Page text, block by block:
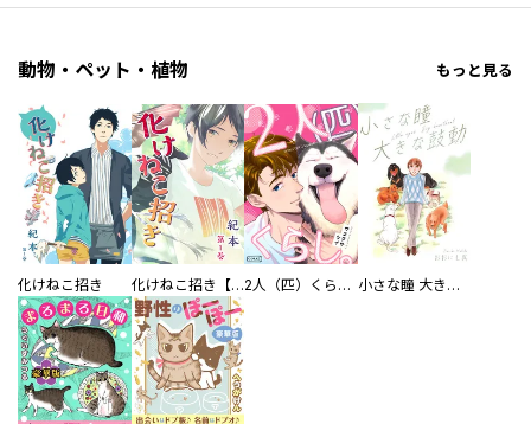
／原田嚥 ／戸桝有馬 ／木緒なち ／タイジロウ ／高橋祐 ／太田七基 ／支援ＢＩＳ ／Ｋ９ ／森田蓮次 ／北乃ゆうひ ／間明田 ／杉本 萌 ／あさかたこれ太郎 ／七瀬陽 ／葉海 ／透野光海 ／見延案山子 ／羽佐馬亨 ／落合リョウマ ／乙丑 ／田央きくち ／のべつけい ／曇後ｈａｒｅ ／穂高 栗 ／飛月 湧依 ／石ノ森章太郎 ／永井豪 ／文玲カナ ／猫草わた ／大樂よう ／餅田ぷり ／空山トキ ／五色安味 ／伍長 ／モリエサトシ ／五色安未 ／小村あゆみ ／秋野桜花 ／朱村咲 ／小菊路よう ／えびの
動物・ペット・植物 もっと見る
化けねこ招き 化けねこ招き【描きおろし付合冊版】 2人（匹）くらし。 小さな瞳 大きな鼓動